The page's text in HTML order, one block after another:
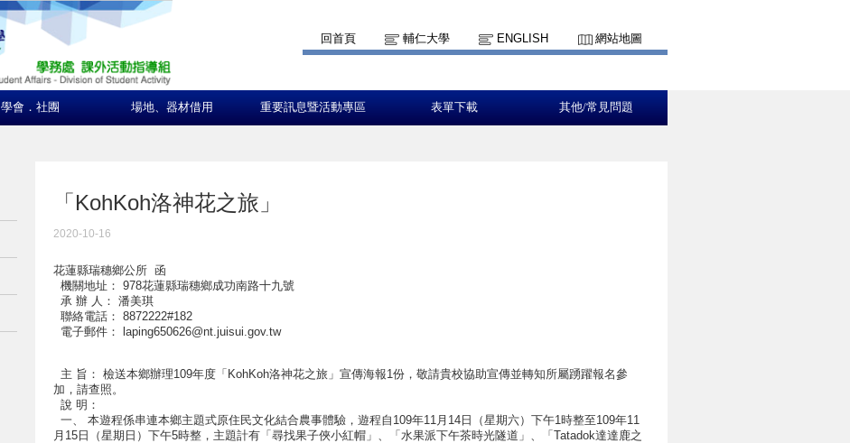
回首頁 輔仁大學 ENGLISH 網站地圖
學會．社團 場地、器材借用 重要訊息暨活動專區 表單下載 其他/常見問題
「KohKoh洛神花之旅」
2020-10-16
花蓮縣瑞穗鄉公所 函
機關地址： 978花蓮縣瑞穗鄉成功南路十九號
承 辦 人： 潘美琪
聯絡電話： 8872222#182
電子郵件： laping650626@nt.juisui.gov.tw
主 旨： 檢送本鄉辦理109年度「KohKoh洛神花之旅」宣傳海報1份，敬請貴校協助宣傳並轉知所屬踴躍報名參
加，請查照。
說 明：
一、 本遊程係串連本鄉主題式原住民文化結合農事體驗，遊程自109年11月14日（星期六）下午1時整至109年11
月15日（星期日）下午5時整，主題計有「尋找果子俠小紅帽」、「水果派下午茶時光隧道」、「Tatadok達達鹿之